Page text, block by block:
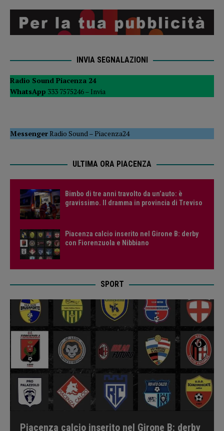
INVIA SEGNALAZIONI
Radio Sound Piacenza 24
WhatsApp 333 7575246 – Invia
MessengerRadio Sound –Piacenza24
ULTIMA ORA PIACENZA
Bimbo di tre anni travolto da un’auto: è
gravissimo. Il dramma in provincia di Treviso
Piacenza calcio inserito nel Girone B: derby
con Fiorenzuola e Nibbiano
SPORT
Piacenza calcio inserito nel Girone B: derby